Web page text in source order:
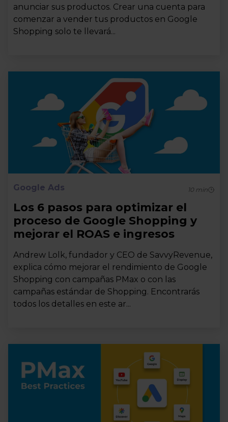
anunciar sus productos. Crear una cuenta para
comenzar a vender tus productos en Google
Shopping solo te llevará...
Google Ads 10min
Los 6 pasos para optimizar el
proceso de Google Shopping y
mejorar el ROAS e ingresos
Andrew Lolk, fundador y CEO de SavvyRevenue,
explica cómo mejorar el rendimiento de Google
Shopping con campañas PMax o con las
campañas estándar de Shopping. Encontrarás
todos los detalles en este ar...